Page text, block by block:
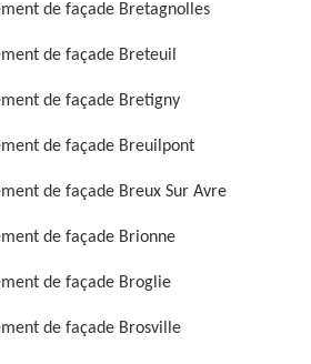
de façade Bretagnolles
de façade Breteuil
de façade Bretigny
de façade Breuilpont
de façade Breux Sur Avre
de façade Brionne
de façade Broglie
de façade Brosville